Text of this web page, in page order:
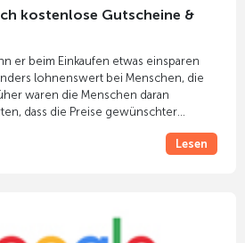
kostenlose Gutscheine &
er beim Einkaufen etwas einsparen
lohnenswert bei Menschen, die
waren die Menschen daran
dass die Preise gewünschter
am Ende ausverkauft ist, weilLesen